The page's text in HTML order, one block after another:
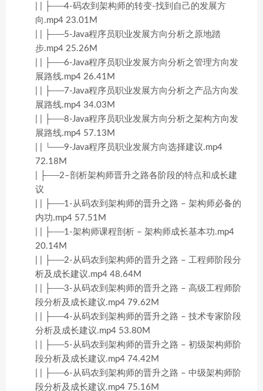
| | ├──4-码农到架构师的转变-找到自己的发展方
向.mp4 23.01M
| | ├──5-Java程序员职业发展方向分析之原地踏
步.mp4 25.26M
| | ├──6-Java程序员职业发展方向分析之管理方向发
展路线.mp4 26.41M
| | ├──7-Java程序员职业发展方向分析之产品方向发
展路线.mp4 34.03M
| | ├──8-Java程序员职业发展方向分析之架构方向发
展路线.mp4 57.13M
| | └──9-Java程序员职业发展方向选择建议.mp4
72.18M
| ├──2–剖析架构师晋升之路各阶段的特点和成长建
议
| | ├──1-从码农到架构师的晋升之路 – 架构师必备的
内功.mp4 57.51M
| | ├──1-架构师课程剖析 – 架构师成长基本功.mp4
20.14M
| | ├──2-从码农到架构师的晋升之路 – 工程师阶段分
析及成长建议.mp4 48.64M
| | ├──3-从码农到架构师的晋升之路 – 高级工程师阶
段分析及成长建议.mp4 79.62M
| | ├──4-从码农到架构师的晋升之路 – 技术专家阶段
分析及成长建议.mp4 53.80M
| | ├──5-从码农到架构师的晋升之路 – 初级架构师阶
段分析及成长建议.mp4 74.42M
| | ├──6-从码农到架构师的晋升之路 – 中级架构师阶
段分析及成长建议.mp4 75.16M